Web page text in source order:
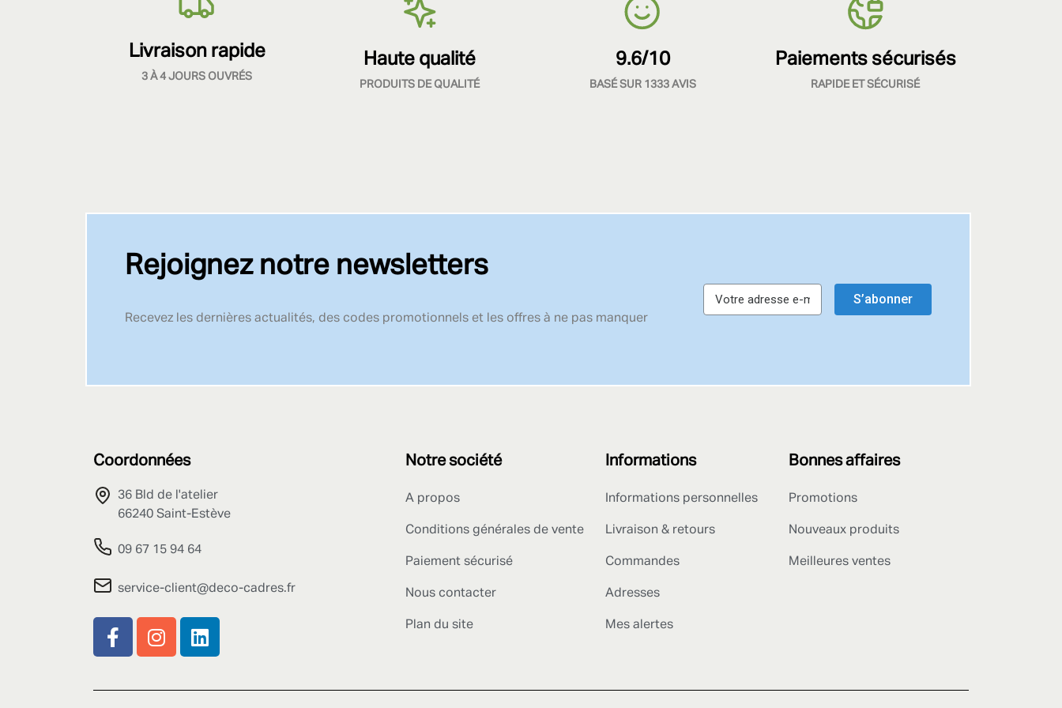
Livraison rapide
3 À 4 JOURS OUVRÉS
Haute qualité
PRODUITS DE QUALITÉ
9.6/10
BASÉ SUR 1333 AVIS
Paiements sécurisés
RAPIDE ET SÉCURISÉ
Rejoignez notre newsletters
Recevez les dernières actualités, des codes promotionnels et les offres à ne pas manquer
S’abonner
Coordonnées
36 Bld de l'atelier
66240 Saint-Estève
09 67 15 94 64
service-client@deco-cadres.fr
Notre société
A propos
Conditions générales de vente
Paiement sécurisé
Nous contacter
Plan du site
Informations
Informations personnelles
Livraison & retours
Commandes
Adresses
Mes alertes
Bonnes affaires
Promotions
Nouveaux produits
Meilleures ventes